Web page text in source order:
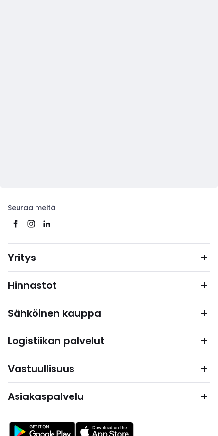
Seuraa meitä
Yritys
Hinnastot
Sähköinen kauppa
Logistiikan palvelut
Vastuullisuus
Asiakaspalvelu